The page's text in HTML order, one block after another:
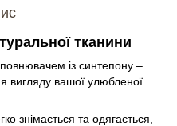
тканини
із синтепону –
вигляду вашої улюбленої
знімається та одягається,